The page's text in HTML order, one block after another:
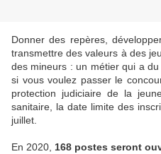
Donner des repères,
transmettre des valeurs à des
des mineurs : un métier qui a
si vous voulez passer le
protection judiciaire de la
sanitaire, la date limite des
juillet.
En 2020, 168 postes seront